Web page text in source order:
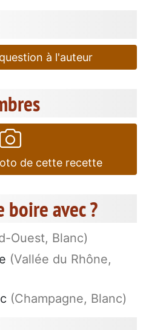
à l'auteur
de cette recette
boire avec ?
Ouest, Blanc)
(Vallée du Rhône,
(Champagne, Blanc)